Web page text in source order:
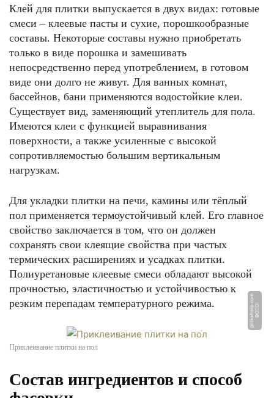
Клей для плитки выпускается в двух видах: готовые
смеси – клеевые пасты и сухие, порошкообразные
составы. Некоторые составы нужно приобретать
только в виде порошка и замешивать
непосредственно перед употреблением, в готовом
виде они долго не живут. Для ванных комнат,
бассейнов, бани применяются водостойкие клеи.
Существует вид, заменяющий утеплитель для пола.
Имеются клеи с функцией выравнивания
поверхности, а также усиленные с высокой
сопротивляемостью большим вертикальным
нагрузкам.
Для укладки плитки на печи, камины или тёплый
пол применяется термоустойчивый клей. Его главное
свойство заключается в том, что он должен
сохранять свои клеящие свойства при частых
термических расширениях и усадках плитки.
Полиуретановые клеевые смеси обладают высокой
прочностью, эластичностью и устойчивостью к
резким перепадам температурного режима.
Ф
О
Т
О:
pli
t
k
a
h
el
p.
c
o
m
Приклеивание плитки на пол
Состав ингредиентов и способ